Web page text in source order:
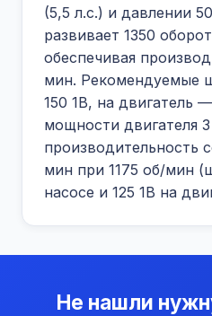
(5,5 л.с.) и давлении
развивает 1350
обеспечивая
мин. Рекомендуемые
150 1В, на двигатель
мощности двигателя
производительность
мин при 1175 об/мин
насосе и 125 1В на
Не нашли